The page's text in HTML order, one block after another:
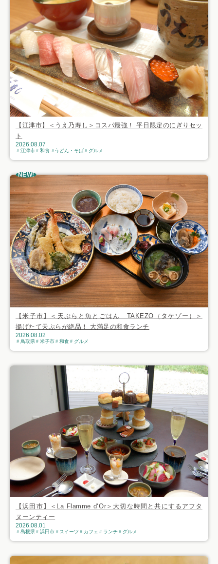
【江津市】＜うえ乃寿し＞コスパ最強！ 平日限定のにぎりセッ
ト
2026.08.07
江津市 和食 うどん・そば グルメ
NEW!
【米子市】＜天ぷらと魚とごはん TAKEZO（タケゾー）＞
揚げたて天ぷらが絶品！ 大満足の和食ランチ
2026.08.02
鳥取県 米子市 和食 グルメ
【浜田市】＜La Flamme d‘Or＞大切な時間と共にするアフタ
ヌーンティー
2026.08.01
島根県 浜田市 スイーツ カフェ ランチ グルメ